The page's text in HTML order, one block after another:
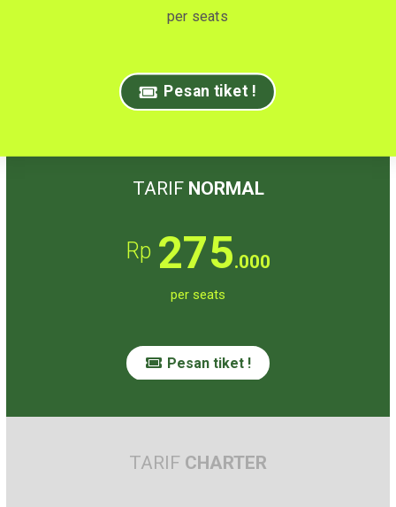
per seats
Pesan tiket !
TARIF NORMAL
Rp 275.000
per seats
Pesan tiket !
TARIF CHARTER